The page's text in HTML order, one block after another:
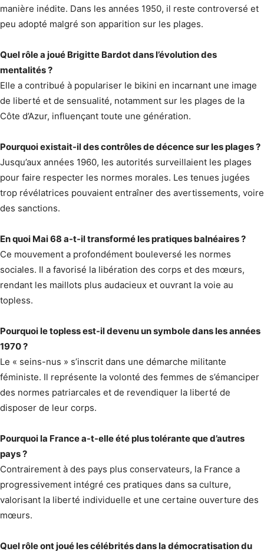
manière inédite. Dans les années 1950, il reste controversé et
peu adopté malgré son apparition sur les plages.
Quel rôle a joué Brigitte Bardot dans l’évolution des
mentalités ?
Elle a contribué à populariser le bikini en incarnant une image
de liberté et de sensualité, notamment sur les plages de la
Côte d’Azur, influençant toute une génération.
Pourquoi existait-il des contrôles de décence sur les plages ?
Jusqu’aux années 1960, les autorités surveillaient les plages
pour faire respecter les normes morales. Les tenues jugées
trop révélatrices pouvaient entraîner des avertissements, voire
des sanctions.
En quoi Mai 68 a-t-il transformé les pratiques balnéaires ?
Ce mouvement a profondément bouleversé les normes
sociales. Il a favorisé la libération des corps et des mœurs,
rendant les maillots plus audacieux et ouvrant la voie au
topless.
Pourquoi le topless est-il devenu un symbole dans les années
1970 ?
Le « seins-nus » s’inscrit dans une démarche militante
féministe. Il représente la volonté des femmes de s’émanciper
des normes patriarcales et de revendiquer la liberté de
disposer de leur corps.
Pourquoi la France a-t-elle été plus tolérante que d’autres
pays ?
Contrairement à des pays plus conservateurs, la France a
progressivement intégré ces pratiques dans sa culture,
valorisant la liberté individuelle et une certaine ouverture des
mœurs.
Quel rôle ont joué les célébrités dans la démocratisation du